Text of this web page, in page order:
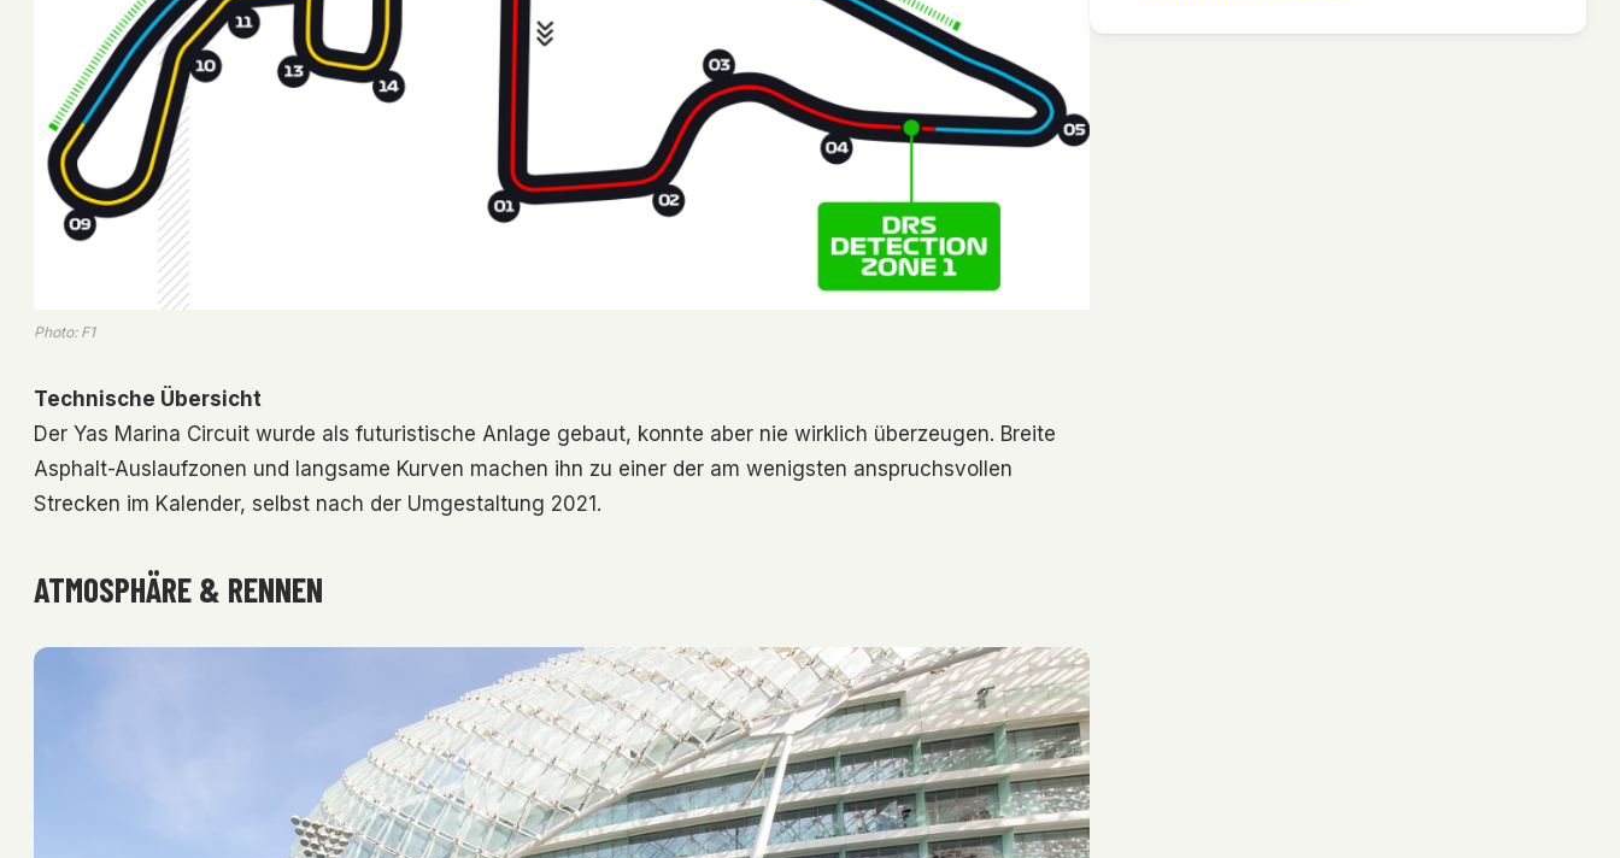
Photo: F1
Technische Übersicht
Der Yas Marina Circuit wurde als futuristische Anlage gebaut, konnte aber nie wirklich überzeugen. Breite
Asphalt-Auslaufzonen und langsame Kurven machen ihn zu einer der am wenigsten anspruchsvollen
Strecken im Kalender, selbst nach der Umgestaltung 2021.
ATMOSPHÄRE & RENNEN